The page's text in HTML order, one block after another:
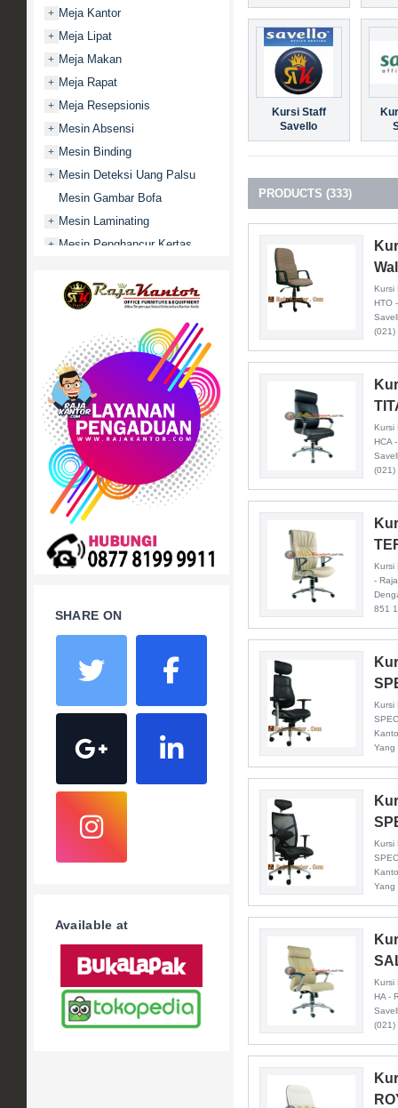
+ Meja Kantor
+ Meja Lipat
+ Meja Makan
+ Meja Rapat
+ Meja Resepsionis
+ Mesin Absensi
+ Mesin Binding
+ Mesin Deteksi Uang Palsu
Mesin Gambar Bofa
+ Mesin Laminating
+ Mesin Penghancur Kertas
Mobile File / Roll O Pack
Movitex
Paper Cutter
Partisi Kantor
Promo
+ Rak Serbaguna
+ Ranjang Besi
+ Sofa Kantor
+ Springbed
White Board / Papan Tulis
SHARE ON
Available at
Kursi Staff
Savello
PRODUCTS (333)
Kursi
HTO
(021)
Kursi
HCA
(021)
Kursi
-
851
Kursi
Yang
Kursi
Yang
Kursi
HA -
(021)